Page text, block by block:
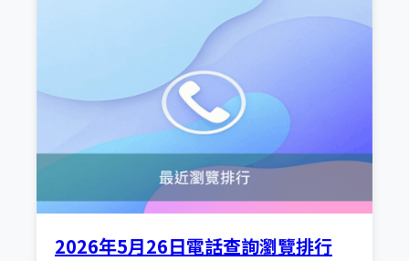
2026年5月26日電話查詢瀏覽排行